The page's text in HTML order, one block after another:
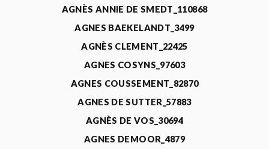
AGNÈS ANNIE DE SMEDT_110868
AGNES BAEKELANDT_3499
AGNÈS CLEMENT_22425
AGNES COSYNS_97603
AGNES COUSSEMENT_82870
AGNES DE SUTTER_57883
AGNÈS DE VOS_30694
AGNES DEMOOR_4879